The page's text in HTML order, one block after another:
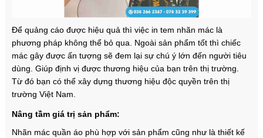
Để quảng cáo được hiệu quả thì việc in tem nhãn mác là
phương pháp không thể bỏ qua. Ngoài sản phẩm tốt thì chiếc
mác gây được ấn tượng sẽ đem lại sự chú ý lớn đến người tiêu
dùng. Giúp định vị được thương hiệu của bạn trên thị trường.
Từ đó bạn có thể xây dựng thương hiệu độc quyền trên thị
trường Việt Nam.
Nâng tầm giá trị sản phẩm:
Nhãn mác quần áo phù hợp với sản phẩm cũng như là thiết kế